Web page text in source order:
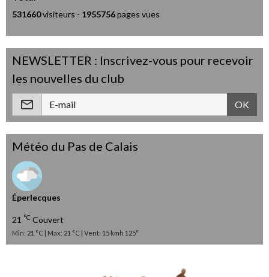
531660visiteurs - 1955756pages vues
NEWSLETTER : Inscrivez-vous pour recevoir
les nouvelles du club
OK
Météo du Pas de Calais
Éperlecques
21 °C Couvert
Min: 21 °C | Max: 21 °C | Vent: 15 kmh 125°